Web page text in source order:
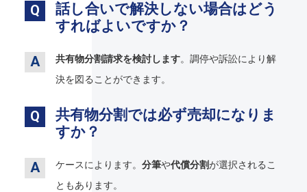
話し合いで解決しない場合はどう
すればよいですか？
共有物分割請求を検討します。調停や訴訟により解
決を図ることができます。
共有物分割では必ず売却になりま
すか？
ケースによります。 分筆や代償分割が選択されるこ
ともあります。